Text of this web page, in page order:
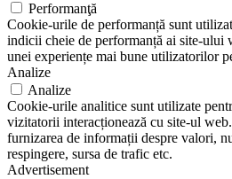
Performanţă
Cookie-urile de performanță sunt
indicii cheie de performanță ai site-ului
unei experiențe mai bune utilizatorilor
Analize
Analize
Cookie-urile analitice sunt utilizate
vizitatorii interacționează cu site-ul
furnizarea de informații despre valori,
respingere, sursa de trafic etc.
Advertisement